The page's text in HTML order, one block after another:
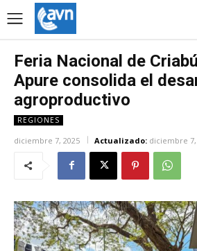
Feria Nacional de
Apure consolida el
agroproductivo
REGIONES
diciembre 7, 2025 Actualizado: diciembre 7,